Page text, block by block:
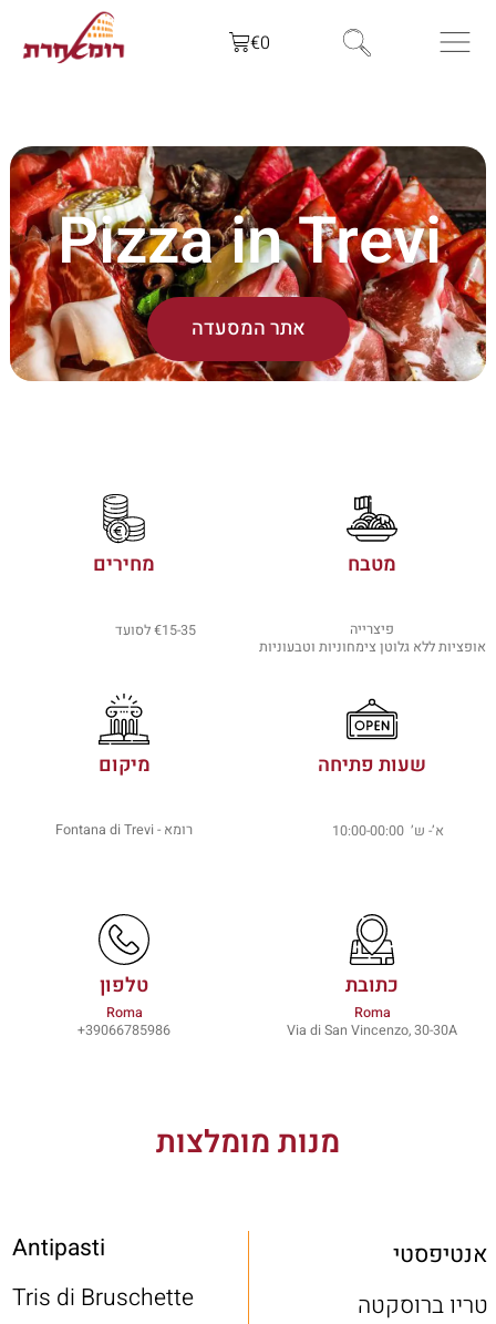
€0
Pizza in Trevi
אתר המסעדה
מטבח מחירים
פיצרייה
אופציות ללא גלוטן צימחוניות וטבעוניות
€15-35 לסועד
שעות פתיחה מיקום
א’- ש’ 10:00-00:00 רומא - Fontana di Trevi
כתובת
Roma
Via di San Vincenzo, 30-30A
טלפון
Roma
39066785986+
מנות מומלצות
אנטיפסטי
טריו ברוסקטה
Antipasti
Tris di Bruschette